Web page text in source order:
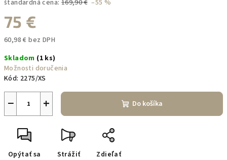
štandardná cena: 169,90 € –55 %
75 €
60,98 € bez DPH
cena:
Skladom (1 ks)
Možnosti doručenia
Kód: 2275/XS
+
− Do košíka
Opýtať sa Strážiť Zdieľať